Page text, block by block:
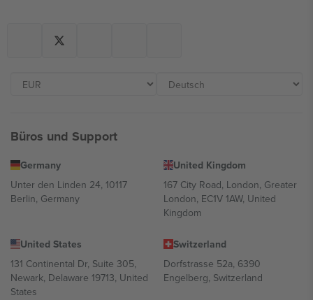
Büros und Support
Germany
Unter den Linden 24, 10117
Berlin, Germany
United Kingdom
167 City Road, London, Greater
London, EC1V 1AW, United
Kingdom
United States
131 Continental Dr, Suite 305,
Newark, Delaware 19713, United
States
Switzerland
Dorfstrasse 52a, 6390
Engelberg, Switzerland